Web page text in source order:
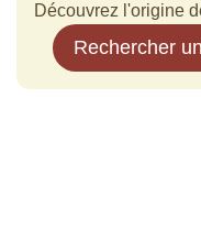
Découvrez l'origine
Rechercher